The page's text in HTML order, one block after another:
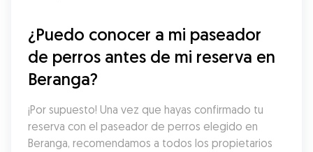
¿Puedo conocer a mi paseador
de perros antes de mi reserva en
Beranga?
¡Por supuesto! Una vez que hayas confirmado tu
reserva con el paseador de perros elegido en
Beranga, recomendamos a todos los propietarios